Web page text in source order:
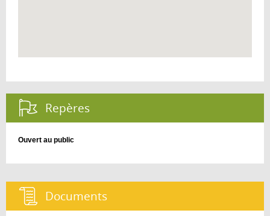
Repères :
Ouvert au public
Documents :